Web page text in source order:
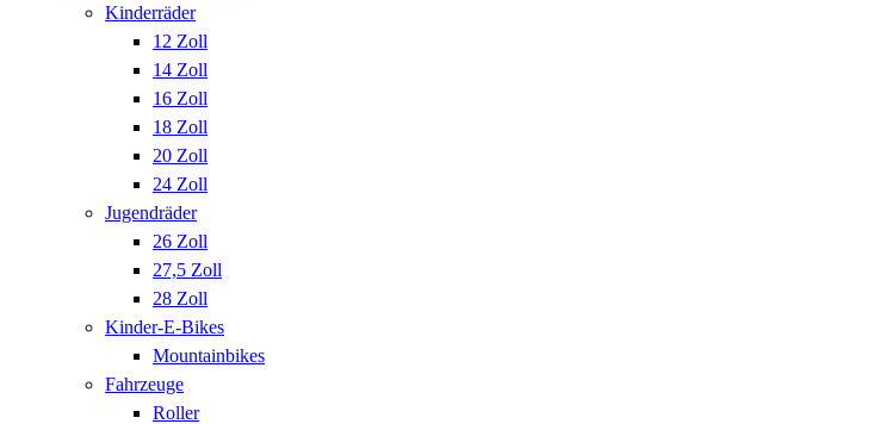
Kinderräder
12 Zoll
14 Zoll
16 Zoll
18 Zoll
20 Zoll
24 Zoll
Jugendräder
26 Zoll
27,5 Zoll
28 Zoll
Kinder-E-Bikes
Mountainbikes
Fahrzeuge
Roller